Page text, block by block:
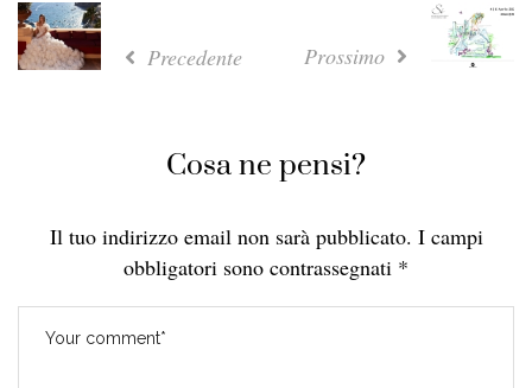
Precedente Prossimo
Cosa ne pensi?
Il tuo indirizzo email non sarà pubblicato. I campi
obbligatori sono contrassegnati *